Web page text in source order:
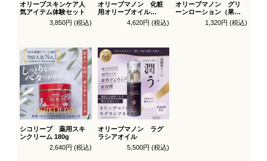
オリーブスキンケア人
気アイテム体験セット
3,850円 (税込)
オリーブマノン 化粧
用オリーブオイル
4,620円 (税込)
オリーブマノン グリ
ーンローション（果汁
1,320円 (税込)
シコリーブ 薬用スキ
ンクリーム 180g
2,640円 (税込)
オリーブマノン ラグ
ラシアオイル
5,500円 (税込)